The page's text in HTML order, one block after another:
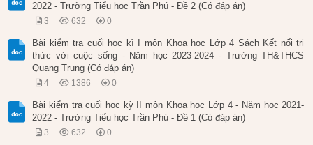
2022 - Trường Tiểu học Trần Phú - Đề 2 (Có đáp án)
3 632 0
Bài kiểm tra cuối học kì I môn Khoa học Lớp 4 Sách Kết nối tri
thức với cuộc sống - Năm học 2023-2024 - Trường TH&THCS
Quang Trung (Có đáp án)
4 1386 0
Bài kiểm tra cuối học kỳ II môn Khoa học Lớp 4 - Năm học 2021-
2022 - Trường Tiểu học Trần Phú - Đề 1 (Có đáp án)
3 632 0